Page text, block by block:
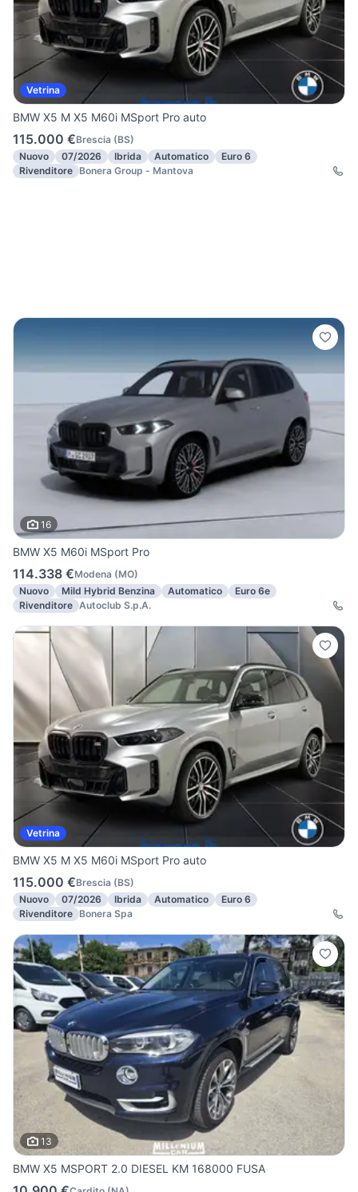
Vetrina
BMW X5 M X5 M60i MSport Pro auto
115.000 €Brescia (BS)
Nuovo
07/2026 Ibrida Automatico
Euro 6
Rivenditore Bonera Group - Mantova
16
BMW X5 M60i MSport Pro
114.338 €Modena (MO)
Nuovo
Mild Hybrid Benzina Automatico
Euro 6e
Rivenditore Autoclub S.p.A.
Vetrina
BMW X5 M X5 M60i MSport Pro auto
115.000 €Brescia (BS)
Nuovo
07/2026 Ibrida Automatico
Euro 6
Rivenditore Bonera Spa
13
BMW X5 MSPORT 2.0 DIESEL KM 168000 FUSA